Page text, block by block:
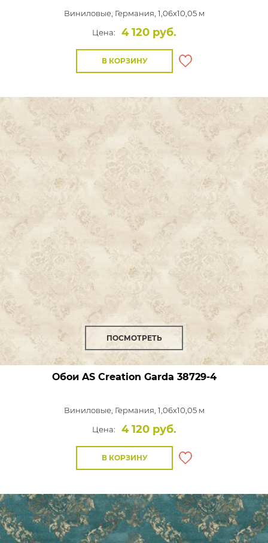
Виниловые, Германия, 1,06x10,05 м
Цена:
4 120 руб.
В КОРЗИНУ
ПОСМОТРЕТЬ
Обои AS Creation Garda 38729-4
Виниловые, Германия, 1,06x10,05 м
Цена:
4 120 руб.
В КОРЗИНУ